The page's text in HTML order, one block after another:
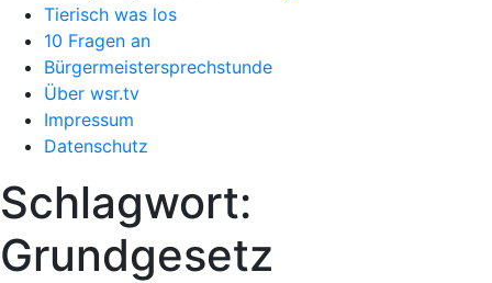
Tierisch was los
10 Fragen an
Bürgermeistersprechstunde
Über wsr.tv
Impressum
Datenschutz
Schlagwort:
Grundgesetz